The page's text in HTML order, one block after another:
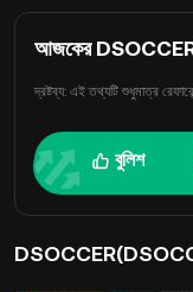
আজকের DSOCCER
দ্রষ্টব্য: এই তথ্যটি শুধুমাত্র
বুলিশ